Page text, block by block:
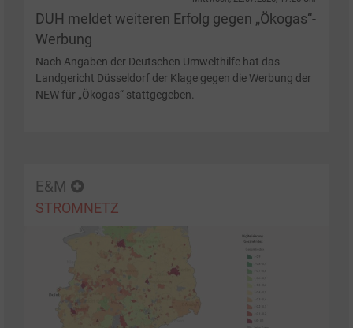
DUH meldet weiteren Erfolg gegen „Ökogas“-
Werbung
Nach Angaben der Deutschen Umwelthilfe hat das
Landgericht Düsseldorf der Klage gegen die Werbung der
NEW für „Ökogas“ stattgegeben.
E&M
STROMNETZ